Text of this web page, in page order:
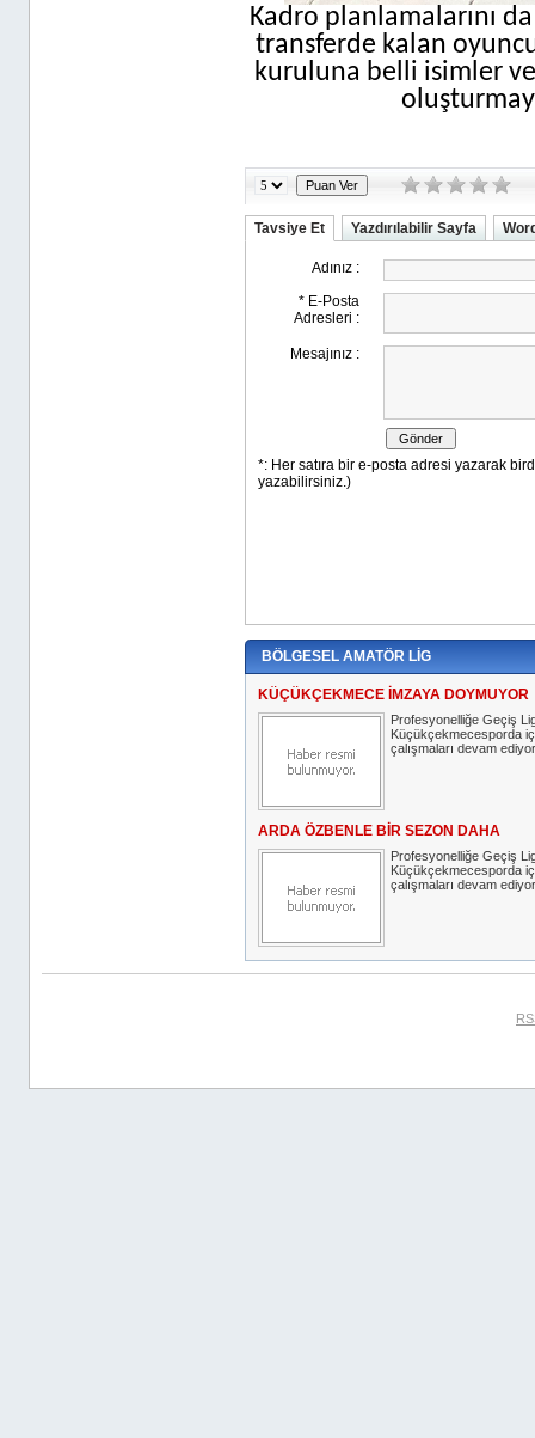
Kadro planlamalarını
transferde kalan
kuruluna belli isimler
Tavsiye Et Yazdırılabilir Sayfa
BÖLGESEL AMATÖR LİG
KÜÇÜKÇEKMECE İMZAYA DOYMUYOR
Profesyonelliğe Geçiş
Küçükçekmecesporda
çalışmaları devam
ARDA ÖZBENLE BİR SEZON DAHA
Profesyonelliğe Geçiş
Küçükçekmecesporda
çalışmaları devam